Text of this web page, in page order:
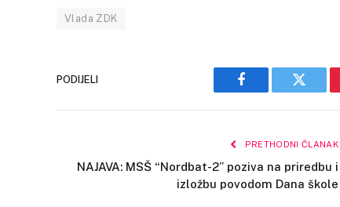
Vlada ZDK
PODIJELI
Facebook Twitter
PRETHODNI ČLANAK
NAJAVA: MSŠ “Nordbat-2” poziva na priredbu i
izložbu povodom Dana škole